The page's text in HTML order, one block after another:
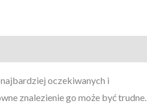
oczekiwanych i
znalezienie go może być trudne.